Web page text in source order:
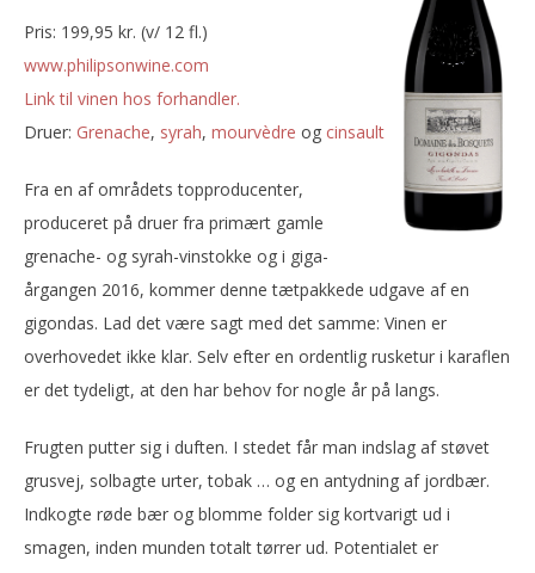
Pris: 199,95 kr. (v/ 12 fl.)
www.philipsonwine.com
Link til vinen hos forhandler.
Druer:
grenache, syrah, mourvèdre og cinsault
Fra en af områdets topproducenter,
produceret på druer fra primært gamle
grenache- og syrah-vinstokke og i giga-
årgangen 2016, kommer denne tætpakkede udgave af en
gigondas. Lad det være sagt med det samme: Vinen er
overhovedet ikke klar. Selv efter en ordentlig rusketur i karaflen
er det tydeligt, at den har behov for nogle år på langs.
Frugten putter sig i duften. I stedet får man indslag af støvet
grusvej, solbagte urter, tobak … og en antydning af jordbær.
Indkogte røde bær og blomme folder sig kortvarigt ud i
smagen, inden munden totalt tørrer ud. Potentialet er